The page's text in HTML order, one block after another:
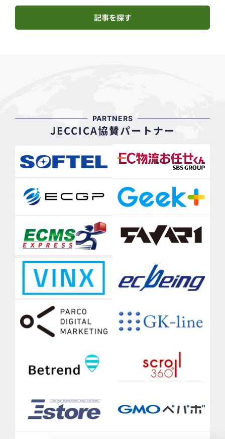
記事を探す
PARTNERS
JECCICA協賛パートナー